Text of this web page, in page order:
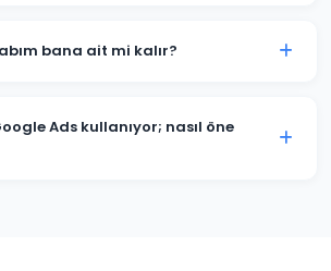
ve video reklamlar dahil
bana ait mi kalır?
Ajans erişimi yönetici (admin)
reklam yöneticisi seviyesinde
Ads kullanıyor; nasıl öne